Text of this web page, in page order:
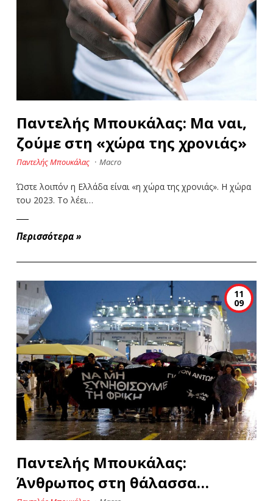
Παντελής Μπουκάλας: Μα ναι,
ζούμε στη «χώρα της χρονιάς»
Παντελής Μπουκάλας · Macro
Ώστε λοιπόν η Ελλάδα είναι «η χώρα της χρονιάς». Η χώρα
του 2023. Το λέει…
Περισσότερα »
11
09
Παντελής Μπουκάλας:
Άνθρωπος στη θάλασσα…